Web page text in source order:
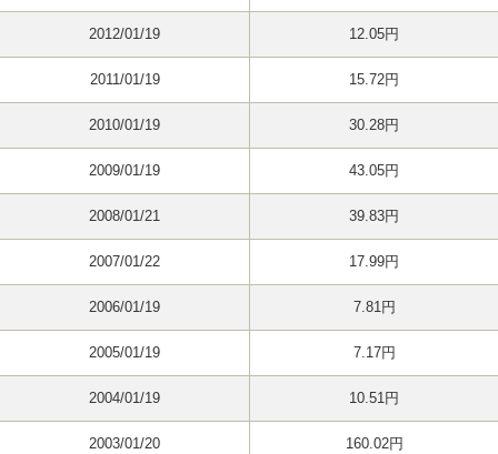
2012/01/19 12.05円
2011/01/19 15.72円
2010/01/19 30.28円
2009/01/19 43.05円
2008/01/21 39.83円
2007/01/22 17.99円
2006/01/19 7.81円
2005/01/19 7.17円
2004/01/19 10.51円
2003/01/20 160.02円